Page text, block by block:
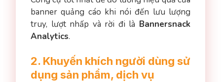
banner quảng cáo khi nói đến lưu lượng
truy, lượt nhấp và rời đi là Bannersnack
Analytics.
2. Khuyến khích người dùng sử
dụng sản phẩm, dịch vụ